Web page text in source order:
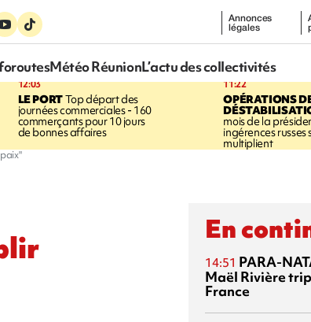
Annonces
légales
Météo RéunionL’actu des collectivités
12:03
LE PORTTop départ des
journées commerciales - 160
commerçants pour 10 jours
de bonnes affaires
11:22
OPÉRATIONS
mois de la
ingérences russes
multiplient
En
14:51 PARA-
Maël Rivière
France